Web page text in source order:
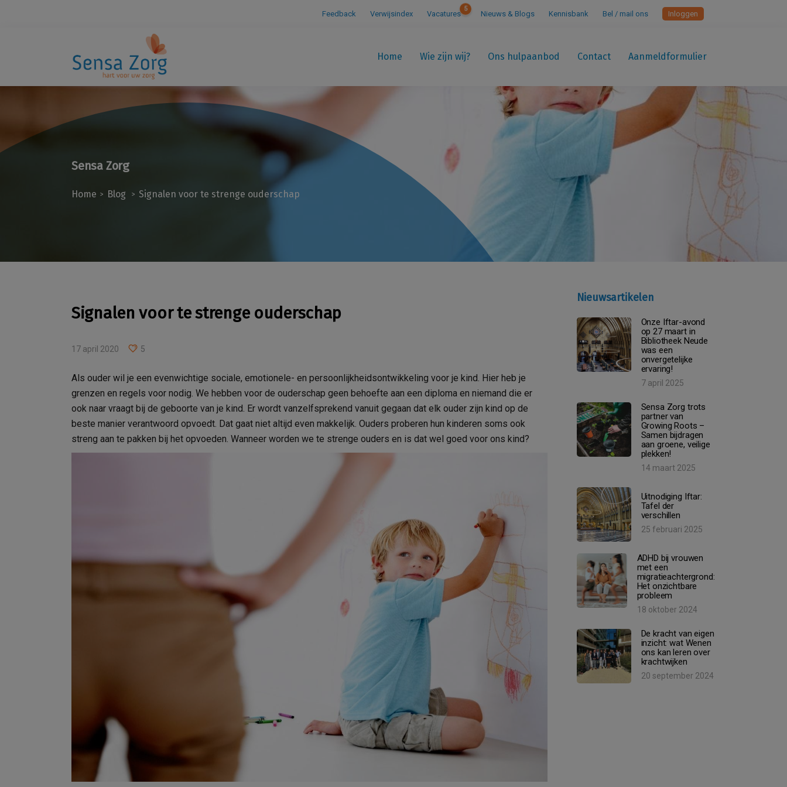
Feedback Verwijsindex Vacatures
5
Nieuws & Blogs Kennisbank Bel / mail ons Inloggen
Home Wie zijn wij? Ons hulpaanbod Contact Aanmeldformulier
Sensa Zorg
Home > Blog > Signalen voor te strenge ouderschap
Signalen voor te strenge ouderschap
17 april 2020 5
Als ouder wil je een evenwichtige sociale, emotionele- en persoonlijkheidsontwikkeling voor je kind. Hier heb je
grenzen en regels voor nodig. We hebben voor de ouderschap geen behoefte aan een diploma en niemand die er
ook naar vraagt bij de geboorte van je kind. Er wordt vanzelfsprekend vanuit gegaan dat elk ouder zijn kind op de
beste manier verantwoord opvoedt. Dat gaat niet altijd even makkelijk. Ouders proberen hun kinderen soms ook
streng aan te pakken bij het opvoeden. Wanneer worden we te strenge ouders en is dat wel goed voor ons kind?
Nieuwsartikelen
Onze Iftar-avond
op 27 maart in
Bibliotheek Neude
was een
onvergetelijke
ervaring!
7 april 2025
Sensa Zorg trots
partner van
Growing Roots –
Samen bijdragen
aan groene, veilige
plekken!
14 maart 2025
Uitnodiging Iftar:
Tafel der
verschillen
25 februari 2025
ADHD bij vrouwen
met een
migratieachtergrond:
Het onzichtbare
probleem
18 oktober 2024
De kracht van eigen
inzicht: wat Wenen
ons kan leren over
krachtwijken
20 september 2024